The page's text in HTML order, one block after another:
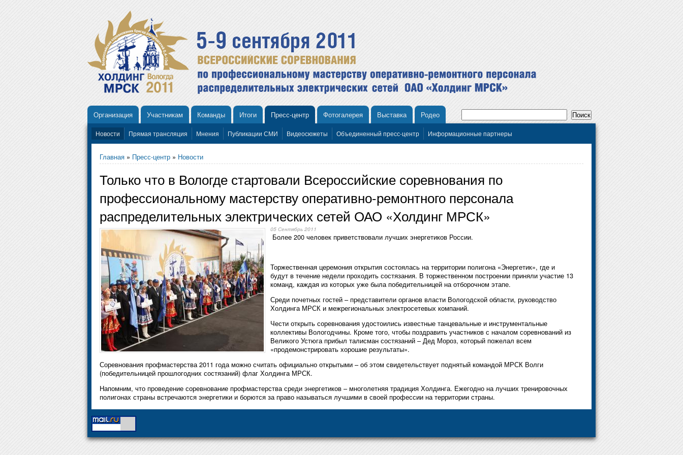
Организация Участникам Команды Итоги Пресс-центр Фотогалерея Выставка Родео
Новости Прямая трансляция Мнения Публикации СМИ Видеосюжеты Объединенный пресс-центр Информационные партнеры
Главная » Пресс-центр » Новости
Только что в Вологде стартовали Всероссийские соревнования по
профессиональному мастерству оперативно-ремонтного персонала
распределительных электрических сетей ОАО «Холдинг МРСК»
05 Сентябрь 2011
Более 200 человек приветствовали лучших энергетиков России.
Торжественная церемония открытия состоялась на территории полигона «Энергетик», где и
будут в течение недели проходить состязания. В торжественном построении приняли участие 13
команд, каждая из которых уже была победительницей на отборочном этапе.
Среди почетных гостей – представители органов власти Вологодской области, руководство
Холдинга МРСК и межрегиональных электросетевых компаний.
Чести открыть соревнования удостоились известные танцевальные и инструментальные
коллективы Вологодчины. Кроме того, чтобы поздравить участников с началом соревнований из
Великого Устюга прибыл талисман состязаний – Дед Мороз, который пожелал всем
«продемонстрировать хорошие результаты».
Соревнования профмастерства 2011 года можно считать официально открытыми – об этом свидетельствует поднятый командой МРСК Волги
(победительницей прошлогодних состязаний) флаг Холдинга МРСК.
Напомним, что проведение соревнование профмастерства среди энергетиков – многолетняя традиция Холдинга. Ежегодно на лучших тренировочных
полигонах страны встречаются энергетики и борются за право называться лучшими в своей профессии на территории страны.